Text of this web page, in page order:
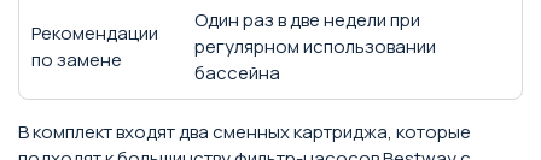
Рекомендации
по замене
Один раз в две недели при
регулярном использовании
бассейна
В комплект входят два сменных картриджа, которые